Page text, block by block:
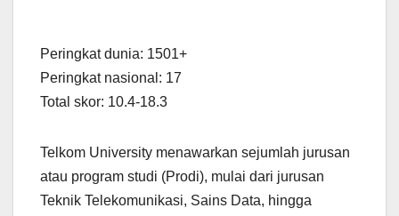
Peringkat dunia: 1501+
Peringkat nasional: 17
Total skor: 10.4-18.3
Telkom University menawarkan sejumlah jurusan
atau program studi (Prodi), mulai dari jurusan
Teknik Telekomunikasi, Sains Data, hingga